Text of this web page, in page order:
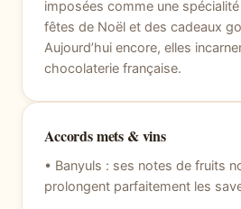
imposées comme une
fêtes de Noël et des cadeaux
Aujourd’hui encore, elles
chocolaterie française.
Accords mets & vins
• Banyuls : ses notes de fruits
prolongent parfaitement les